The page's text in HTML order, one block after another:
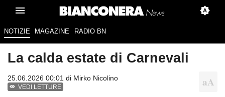
NOTIZIE MAGAZINE RADIO BN
La calda estate di Carnevali
25.06.2026 00:01 di Mirko Nicolino
VEDI LETTURE